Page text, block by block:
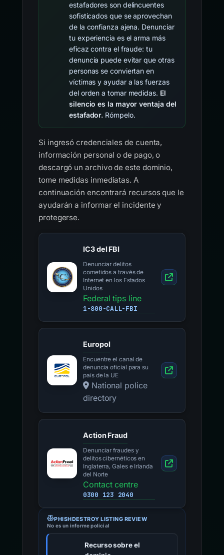
estafadores son delincuentes
sofisticados que se aprovechan
de la confianza ajena. Denunciar
tu experiencia es el arma más
eficaz contra el fraude: tu
denuncia puede evitar que otras
personas se conviertan en
víctimas y ayudar a las fuerzas
del orden a tomar medidas. El
silencio es la mayor ventaja del
estafador. Rómpelo.
Si ingresó credenciales de cuenta,
información personal o de pago, o
descargó un archivo de este dominio,
tome medidas inmediatas. A
continuación encontrará recursos que le
ayudarán a informar el incidente y
protegerse.
IC3 del FBI
Denunciar delitos
cometidos a través de
Internet en los Estados
Unidos
Federal tips line
1-800-CALL-FBI
Europol
Encuentre el canal de
denuncia oficial para su
país de la UE
National police
directory
Action Fraud
Denunciar fraudes y
delitos cibernéticos en
Inglaterra, Gales e Irlanda
del Norte
Contact centre
0300 123 2040
PHISHDESTROY LISTING REVIEW
No es un informe policial
Recurso sobre el